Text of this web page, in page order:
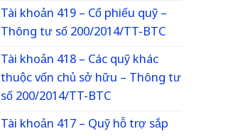
Tài khoản 419 – Cổ phiếu quỹ –
Thông tư số 200/2014/TT-BTC
Tài khoản 418 – Các quỹ khác
thuộc vốn chủ sở hữu – Thông tư
số 200/2014/TT-BTC
Tài khoản 417 – Quỹ hỗ trợ sắp